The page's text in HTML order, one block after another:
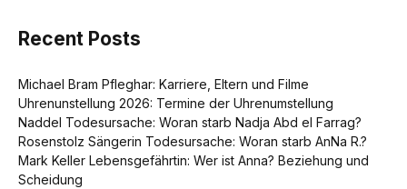
Recent Posts
Michael Bram Pfleghar: Karriere, Eltern und Filme
Uhrenunstellung 2026: Termine der Uhrenumstellung
Naddel Todesursache: Woran starb Nadja Abd el Farrag?
Rosenstolz Sängerin Todesursache: Woran starb AnNa R.?
Mark Keller Lebensgefährtin: Wer ist Anna? Beziehung und
Scheidung